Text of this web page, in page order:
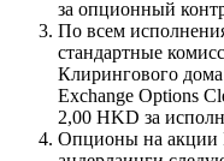
за опционный
По всем
стандартные
Клирингового
Exchange Options
2,00 HKD за
Опционы на акции